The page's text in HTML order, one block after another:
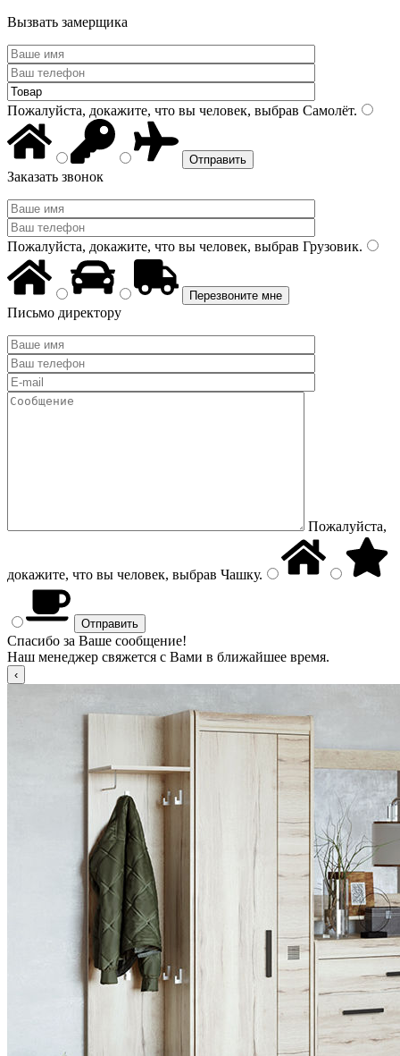
Вызвать замерщика
Пожалуйста, докажите, что вы человек, выбрав Самолёт.
Заказать звонок
Пожалуйста, докажите, что вы человек, выбрав Грузовик.
Письмо директору
Пожалуйста,
докажите, что вы человек, выбрав Чашку.
Спасибо за Ваше сообщение!
Наш менеджер свяжется с Вами в ближайшее время.